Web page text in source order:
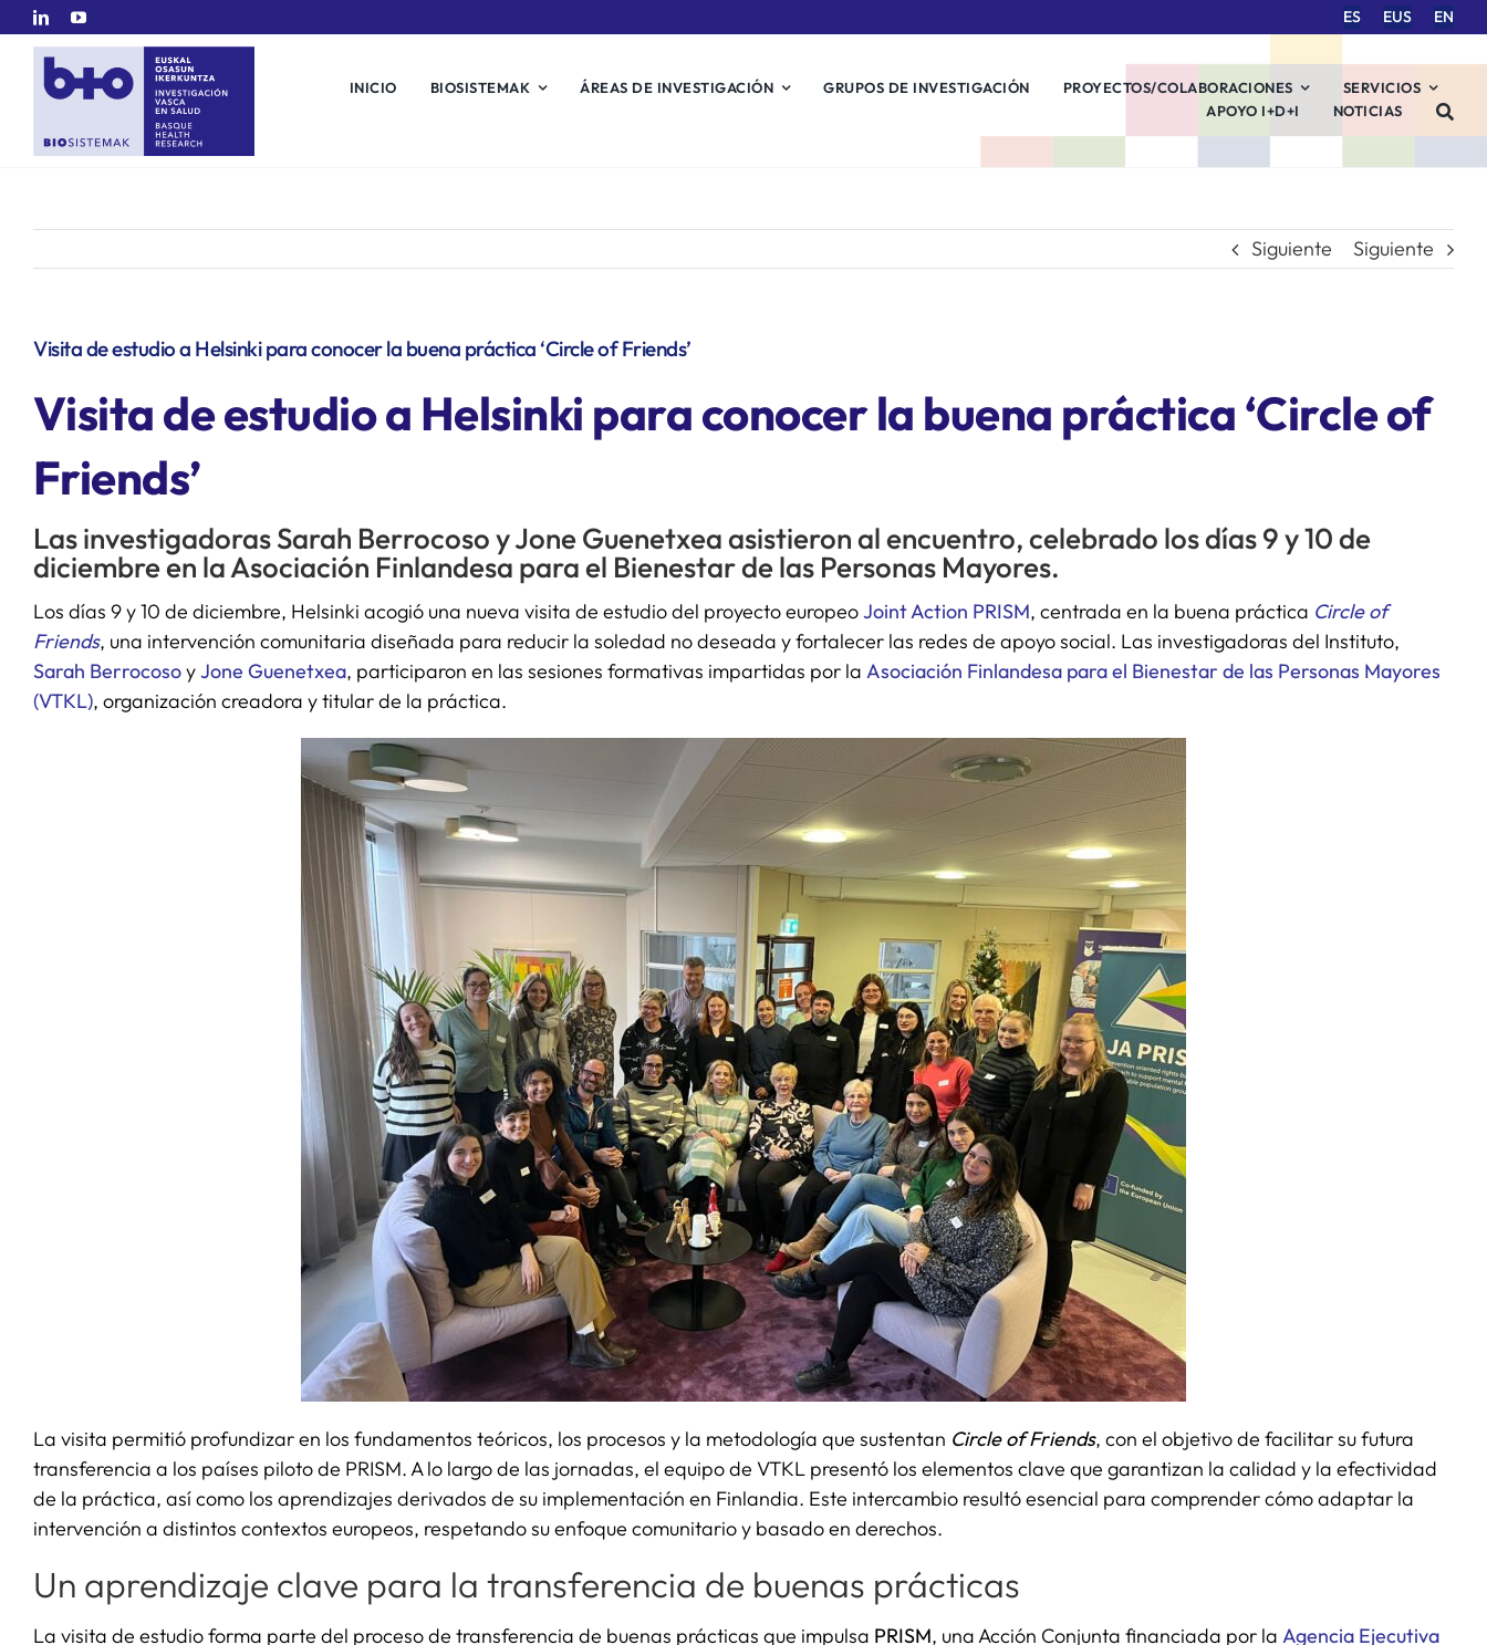
Saltar
contenido
ES EUS EN
INICIO BIOSISTEMAK ÁREAS DE INVESTIGACIÓN GRUPOS DE INVESTIGACIÓN PROYECTOS/COLABORACIONES
SERVICIOS
APOYO I+D+I
NOTICIAS
Siguiente Siguiente
Visita de estudio a Helsinki para conocer la buena práctica ‘Circle of Friends’
Visita de estudio a Helsinki para conocer la buena práctica ‘Circle of
Friends’
Las investigadoras Sarah Berrocoso y Jone Guenetxea asistieron al encuentro, celebrado los días 9 y 10 de
diciembre en la Asociación Finlandesa para el Bienestar de las Personas Mayores.
Los días 9 y 10 de diciembre, Helsinki acogió una nueva visita de estudio del proyecto europeoJoint Action PRISM, centrada en la buena práctica Circle of
Friends, una intervención comunitaria diseñada para reducir la soledad no deseada y fortalecer las redes de apoyo social. Las investigadoras del Instituto,
Sarah BerrocosoyJone Guenetxea, participaron en las sesiones formativas impartidas por la Asociación Finlandesa para el Bienestar de las Personas Mayores
(VTKL), organización creadora y titular de la práctica.
La visita permitió profundizar en los fundamentos teóricos, los procesos y la metodología que sustentan Circle of Friends, con el objetivo de facilitar su futura
transferencia a los países piloto de PRISM. A lo largo de las jornadas, el equipo de VTKL presentó los elementos clave que garantizan la calidad y la efectividad
de la práctica, así como los aprendizajes derivados de su implementación en Finlandia. Este intercambio resultó esencial para comprender cómo adaptar la
intervención a distintos contextos europeos, respetando su enfoque comunitario y basado en derechos.
Un aprendizaje clave para la transferencia de buenas prácticas
La visita de estudio forma parte del proceso de transferencia de buenas prácticas que impulsa PRISM, una Acción Conjunta financiada por la Agencia Ejecutiva